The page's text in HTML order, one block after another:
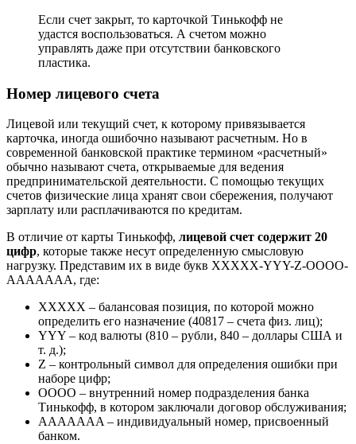
Если счет закрыт, то карточкой Тинькофф не
удастся воспользоваться. А счетом можно
управлять даже при отсутствии банковского
пластика.
Номер лицевого счета
Лицевой или текущий счет, к которому привязывается
карточка, иногда ошибочно называют расчетным. Но в
современной банковской практике термином «расчетный»
обычно называют счета, открываемые для ведения
предпринимательской деятельности. С помощью текущих
счетов физические лица хранят свои сбережения, получают
зарплату или расплачиваются по кредитам.
В отличие от карты Тинькофф, лицевой счет содержит 20
цифр, которые также несут определенную смысловую
нагрузку. Представим их в виде букв ХХХХХ-YYY-Z-OOOO-
AAAAAAA, где:
XXXXX – балансовая позиция, по которой можно
определить его назначение (40817 – счета физ. лиц);
YYY – код валюты (810 – рубли, 840 – доллары США и
т. д.);
Z – контрольный символ для определения ошибки при
наборе цифр;
OOOO – внутренний номер подразделения банка
Тинькофф, в котором заключали договор обслуживания;
AAAAAAA – индивидуальный номер, присвоенный
банком.